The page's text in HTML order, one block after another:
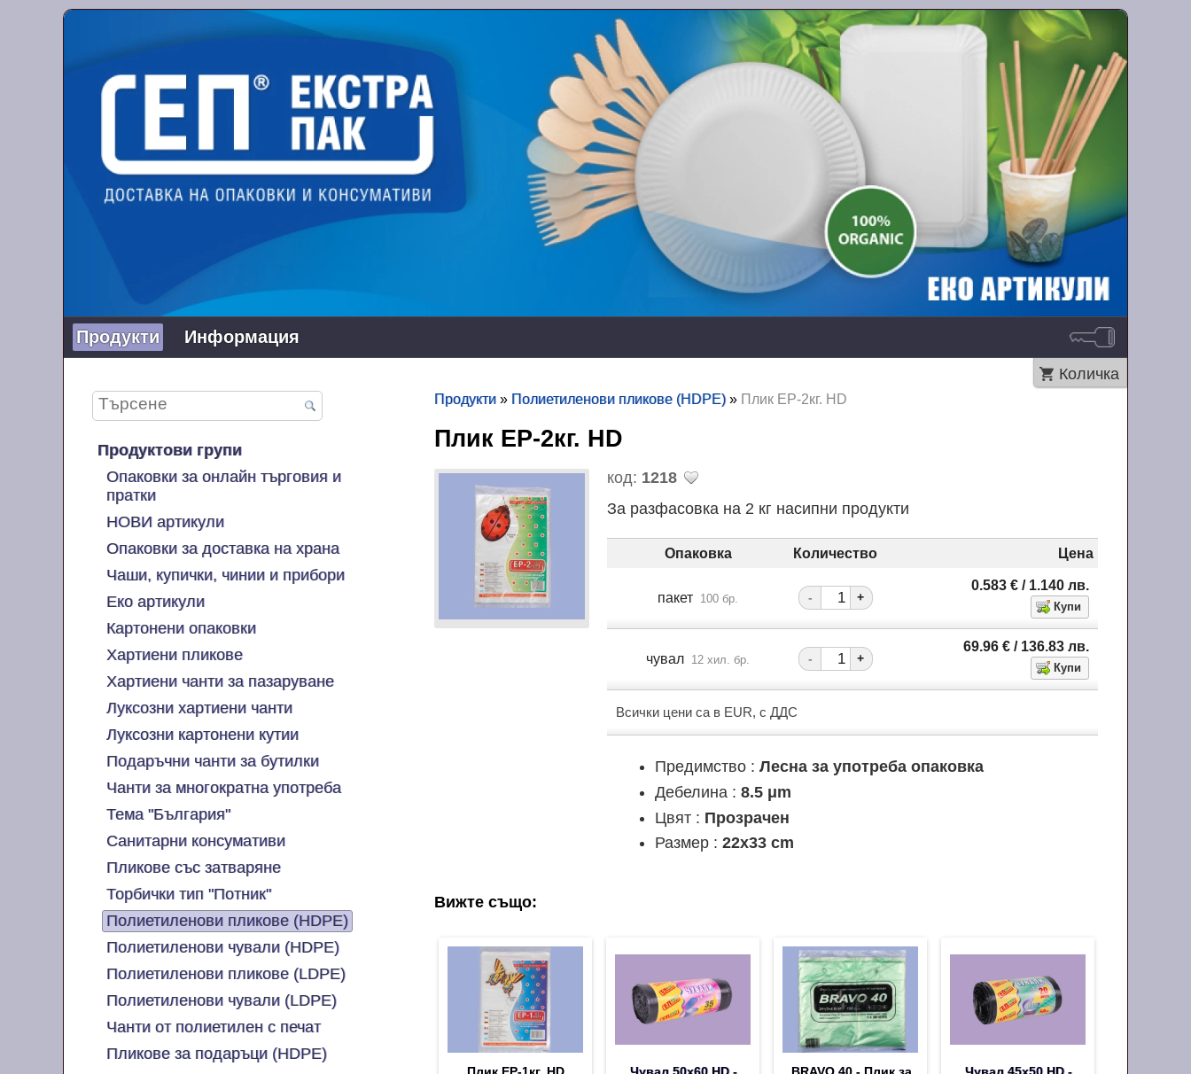
Продукти Информация
Количка
Продуктови групи
Опаковки за онлайн търговия и
пратки
НОВИ артикули
Опаковки за доставка на храна
Чаши, купички, чинии и прибори
Еко артикули
Картонени опаковки
Хартиени пликове
Хартиени чанти за пазаруване
Луксозни хартиени чанти
Луксозни картонени кутии
Подаръчни чанти за бутилки
Чанти за многократна употреба
Тема "България"
Санитарни консумативи
Пликове със затваряне
Торбички тип "Потник"
Полиетиленови пликове (HDPE)
Полиетиленови чували (HDPE)
Полиетиленови пликове (LDPE)
Полиетиленови чували (LDPE)
Чанти от полиетилен с печат
Пликове за подаръци (HDPE)
Продукти » Полиетиленови пликове (HDPE)» Плик EP-2кг. HD
Плик EP-2кг. HD
код: 1218
За разфасовка на 2 кг насипни продукти
Опаковка Количество Цена
пакет 100 бр. - +
0.583€ / 1.140лв.
чувал 12 хил. бр. - +
69.96€ / 136.83лв.
Всички цени са в EUR, с ДДС
Предимство :Лесна за употреба опаковка
Дебелина :8.5 μm
Цвят : Прозрачен
Размер :22x33 cm
Вижте също: